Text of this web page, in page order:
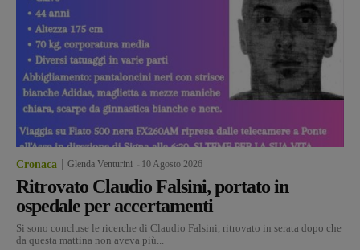
Cronaca Glenda Venturini 10 Agosto 2026
Ritrovato Claudio Falsini, portato in
ospedale per accertamenti
Si sono concluse le ricerche di Claudio Falsini, ritrovato in serata dopo che
da questa mattina non aveva più...